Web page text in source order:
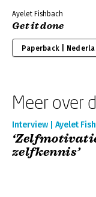
Ayelet Fishbach
Get it done
Paperback |
Meer over
Interview | Ayelet
zelfkennis’